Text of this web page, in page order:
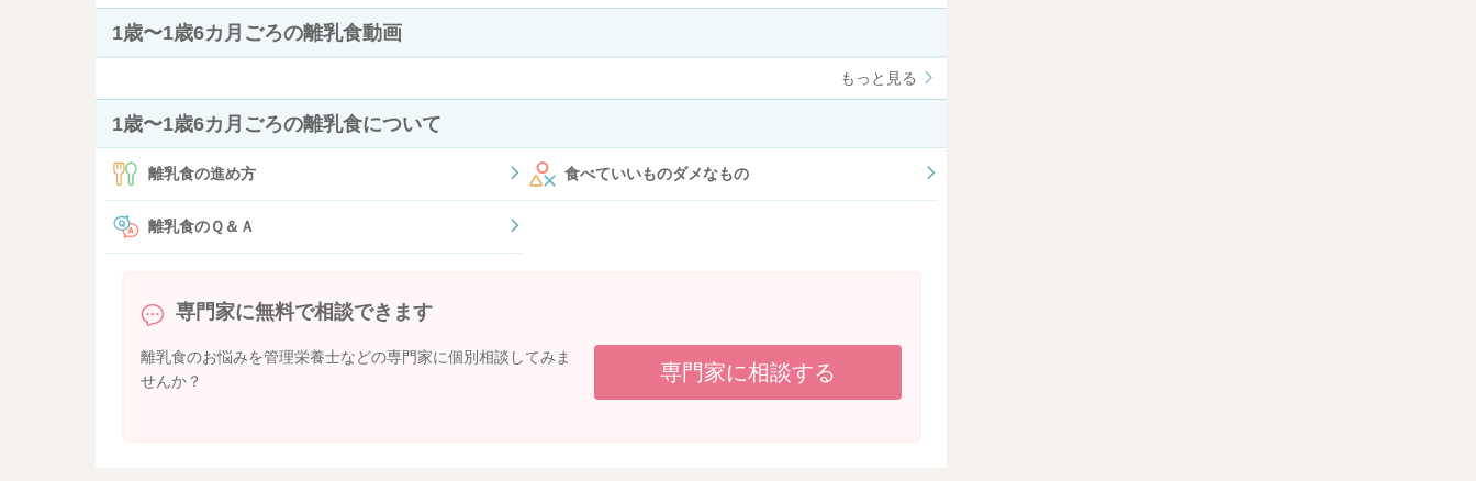
1歳〜1歳6カ月ごろの離乳食動画
もっと見る
1歳〜1歳6カ月ごろの離乳食について
離乳食の進め方 食べていいものダメなもの
離乳食のＱ＆Ａ
専門家に無料で相談できます
離乳食のお悩みを管理栄養士などの専門家に個別相談してみま
せんか？
専門家に相談する